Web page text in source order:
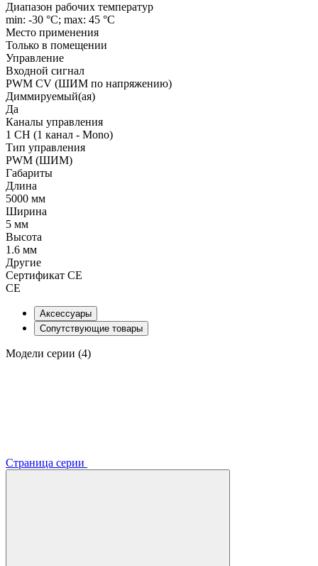
Диапазон рабочих температур
min: -30 °C; max: 45 °C
Место применения
Только в помещении
Управление
Входной сигнал
PWM СV (ШИМ по напряжению)
Диммируемый(ая)
Да
Каналы управления
1 CH (1 канал - Mono)
Тип управления
PWM (ШИМ)
Габариты
Длина
5000 мм
Ширина
5 мм
Высота
1.6 мм
Другие
Сертификат CE
CE
Аксессуары
Сопутствующие товары
Модели серии (4)
Страница серии